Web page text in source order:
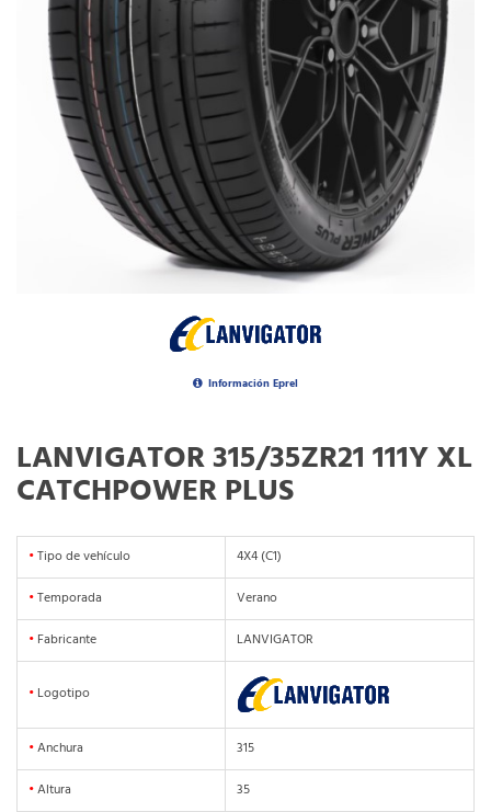
Información Eprel
LANVIGATOR 315/35ZR21 111Y XL
CATCHPOWER PLUS
•Tipo de vehículo
4X4 (C1)
•Temporada
Verano
• Fabricante LANVIGATOR
• Logotipo
•Anchura
315
•Altura
35